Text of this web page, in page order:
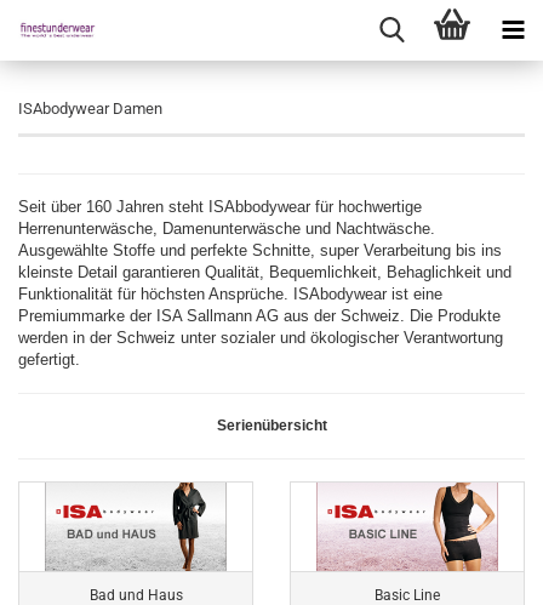
ISAbodywear Damen
Seit über 160 Jahren steht ISAbbodywear für hochwertige
Herrenunterwäsche, Damenunterwäsche und Nachtwäsche.
Ausgewählte Stoffe und perfekte Schnitte, super Verarbeitung bis ins
kleinste Detail garantieren Qualität, Bequemlichkeit, Behaglichkeit und
Funktionalität für höchsten Ansprüche. ISAbodywear ist eine
Premiummarke der ISA Sallmann AG aus der Schweiz. Die Produkte
werden in der Schweiz unter sozialer und ökologischer Verantwortung
gefertigt.
Serienübersicht
Bad und Haus Basic Line